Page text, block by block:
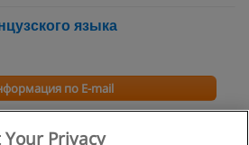
языка
по E-mail
французского языка
Privacy